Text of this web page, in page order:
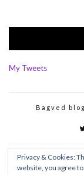
My Tweets
Bagved
Privacy & Cookies:
website, you agree